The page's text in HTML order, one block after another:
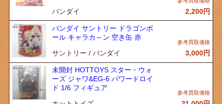
バンダイ 2,200円
バンダイ サントリー ドラゴンボ
ール キャラカ～ン 空き缶 赤
サントリー / バンダイ 3,000円
未開封 HOTTOYS スター・ウォ
ーズ ジャワ&EG-6 パワードロイ
ド 1/6 フィギュア